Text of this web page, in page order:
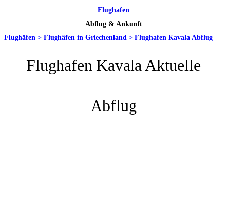
Flughafen
Abflug & Ankunft
Flughäfen > Flughäfen in Griechenland > Flughafen Kavala Abflug
Flughafen Kavala Aktuelle
Abflug